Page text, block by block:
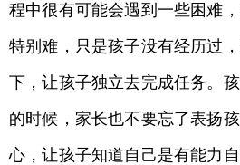
程中很有可能会遇到一些困难
特别难，只是孩子没有经历过
下，让孩子独立去完成任务。
的时候，家长也不要忘了表扬
心，让孩子知道自己是有能力